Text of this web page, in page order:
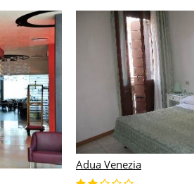
Adua Venezia